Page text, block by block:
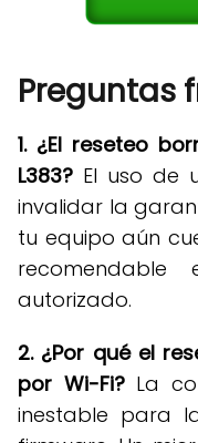
Preguntas
1. ¿El reseteo
L383? El uso de
invalidar la
tu equipo aún
autorizado.
2. ¿Por qué el
por Wi-Fi? La
inestable para